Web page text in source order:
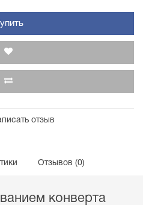
отзыв
Отзывов (0)
конверта